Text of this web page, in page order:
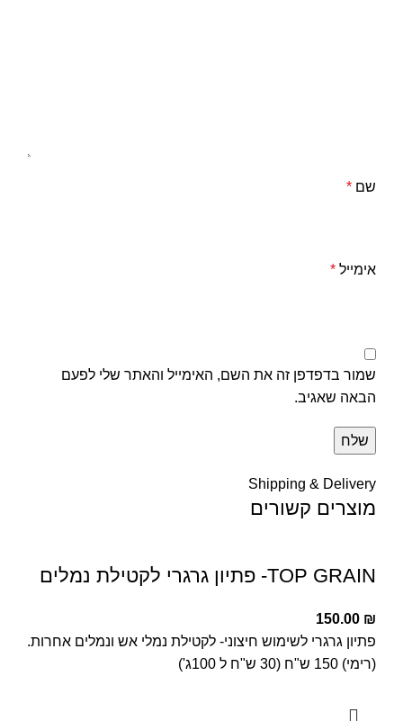
שם *
אימייל *
שמור בדפדפן זה את השם, האימייל והאתר שלי לפעם
הבאה שאגיב.
Shipping & Delivery
מוצרים קשורים
TOP GRAIN- פתיון גרגרי לקטילת נמלים
150.00 ₪
פתיון גרגרי לשימוש חיצוני- לקטילת נמלי אש ונמלים אחרות.
(רימי) 150 ש"ח (30 ש"ח ל 100ג')